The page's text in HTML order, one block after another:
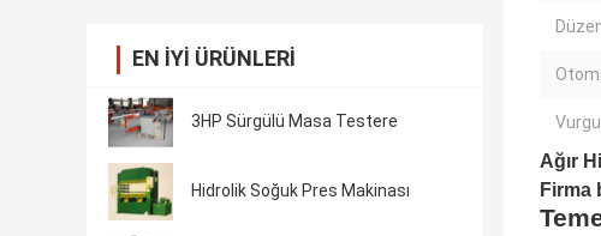
EN IYI ÜRÜNLERI
3HP Sürgülü Masa Testere
Hidrolik Soğuk Pres Makinası
Ağır
Firma